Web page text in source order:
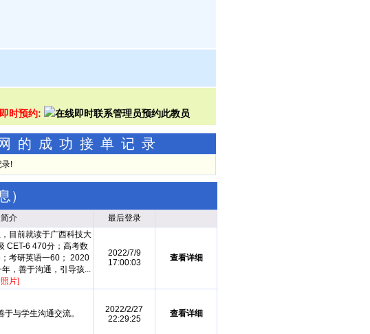
时预约:
的成功接单记录
录!
）
介 最后登录
目前就读于广西科技大
CET-6 470分；高考数
考研英语一60； 2020
，善于沟通，引导孩...
片]
2022/7/9
17:00:03
查看详细
与学生沟通交流。
2022/2/27
22:29:25
查看详细